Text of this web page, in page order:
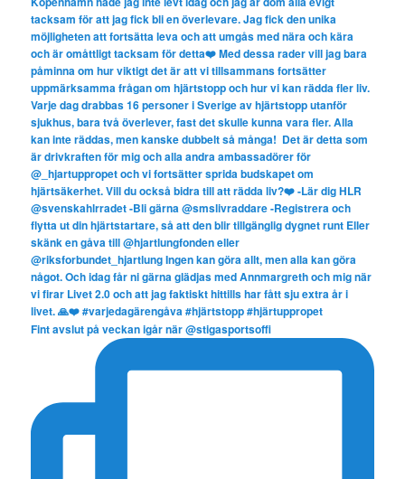
Fint avslut på veckan igår när @stigasportsoffi